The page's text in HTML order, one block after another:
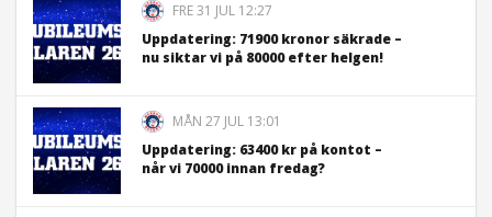
FRE 31 JUL 12:27
Uppdatering: 71900 kronor säkrade –
nu siktar vi på 80000 efter helgen!
MÅN 27 JUL 13:01
Uppdatering: 63400 kr på kontot –
når vi 70000 innan fredag?